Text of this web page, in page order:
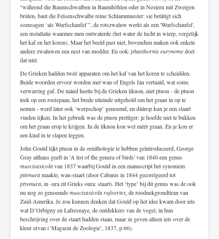
“während die Baumschwalben in Baumhöhlen oder in Nestern mit Zweigen
brüten, baut die Felsenschwalbe reine Schlammnester: sie betätigt sich
sozusagen ‘als Wurfschaufel’”, de rotszwaluw werkt als een 'Wurfschaufel',
een installatie waarmee men ontwaterde (het water de lucht in wierp, vergelijk
het kaf en het koren). Maar het beeld past niet, bovendien maken ook enkele
andere zwaluwen een nest van modder. En ook:phaethornis eurynomedoet
dat níet.
De Grieken hadden twéé apparaten om het kaf van het koren te scheidden.
Beide woorden ervoor worden met wan of Engels fan vertaald, wat soms
verwarring gaf. De mánd heette bij de Grieken liknon, niet ptuon - de ptuon
leek op een roeispaan, het brede uiteinde uitgehold om het graan in op te
nemen - werd later ook ‘werpschop’ genoemd, en dáárop kun je een staart
vinden lijken. In het gebruik was de ptuon prettiger: je hoefde niet te bukken
om het graan erop te krijgen. In de liknon kon wel méér graan. En je kon er
een kind in te slapen leggen.
John Gould lijkt ptuon in de ornithologie te hebben geïntroduceerd, George
Gray althans geeft in 'A list of the genera of birds' van 1840 een genus
muscisaxicolavan 1837 waarbij Gould in een manuscript het synoniem
ptionuramaakte, wan-staart (door Cabanis in 1844 gecorrigeerd tot
ptyonura, in -ura zit Grieks oura: staart). Het ‘type’ bij dit genus was de ook
nu nog zo genoemdemuscisaxicola rufivertex, de roodnekgrondtiran van
Zuid-Amerika. Je zou kunnen denken dat Gould op het idee kwam door iets
wat D’Orbigny en Lafresnaye, de ontdekkers van de vogel, in hun
beschrijving over de staart hadden staan, maar ze geven alleen iets over de
kleur ervan (‘Magasin de Zoologie’, 1837, p.66).